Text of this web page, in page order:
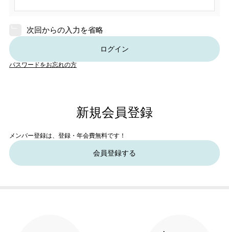
次回からの入力を省略
ログイン
パスワードをお忘れの方
新規会員登録
メンバー登録は、登録・年会費無料です！
会員登録する